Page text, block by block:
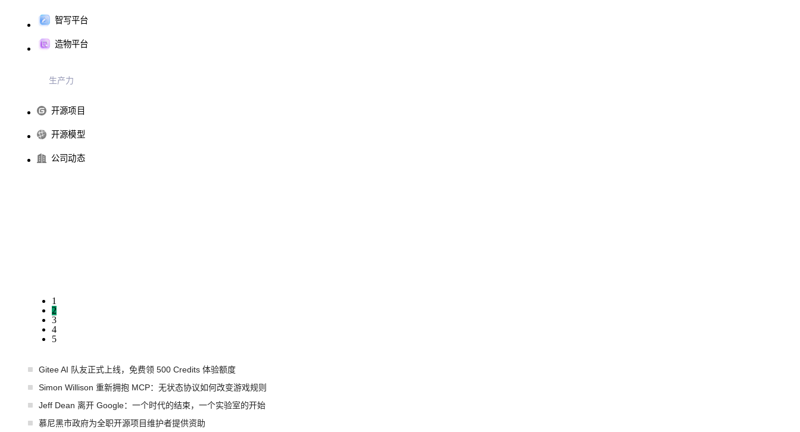
智写平台
造物平台
生产力
开源项目
开源模型
公司动态
1
2
3
4
5
Gitee AI 队友正式上线，免费领 500 Credits 体验额度
Simon Willison 重新拥抱 MCP：无状态协议如何改变游戏规则
Jeff Dean 离开 Google：一个时代的结束，一个实验室的开始
慕尼黑市政府为全职开源项目维护者提供资助